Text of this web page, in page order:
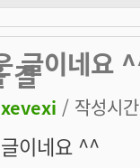
글이네요
결
/ 작성시
이네요 ^^